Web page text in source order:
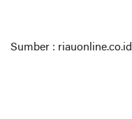
Sumber : riauonline.co.id